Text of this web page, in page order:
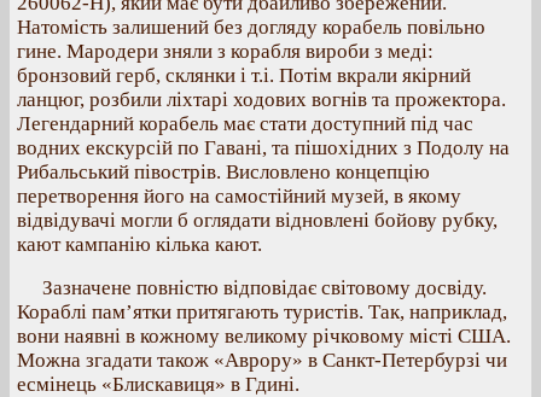
Натомість залишений без догляду корабель повільно
гине. Мародери зняли з корабля вироби з меді:
бронзовий герб, склянки і т.і. Потім вкрали якірний
ланцюг, розбили ліхтарі ходових вогнів та прожектора.
Легендарний корабель має стати доступний під час
водних екскурсій по Гавані, та пішохідних з Подолу на
Рибальський півострів. Висловлено концепцію
перетворення його на самостійний музей, в якому
відвідувачі могли б оглядати відновлені бойову рубку,
кают кампанію кілька кают.
Зазначене повністю відповідає світовому досвіду.
Кораблі пам’ятки притягають туристів. Так, наприклад,
вони наявні в кожному великому річковому місті США.
Можна згадати також «Аврору» в Санкт-Петербурзі чи
есмінець «Блискавиця» в Гдині.